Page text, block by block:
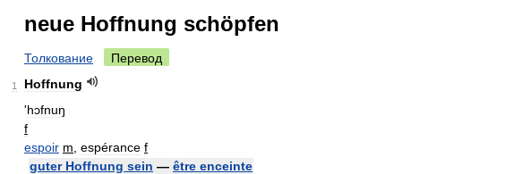
neue Hoffnung schöpfen
Толкование Перевод
1
Hoffnung
'hɔfnuŋ
f
espoir m espérance f
guter Hoffnung sein — être enceinte